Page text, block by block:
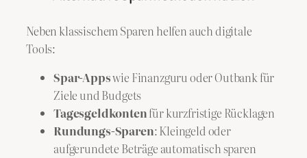
Neben klassischem Sparen helfen auch digitale
Tools:
Spar-Appswie Finanzguru oder Outbank für
Ziele und Budgets
Tagesgeldkontenfür kurzfristige Rücklagen
Rundungs-Sparen: Kleingeld oder
aufgerundete Beträge automatisch sparen